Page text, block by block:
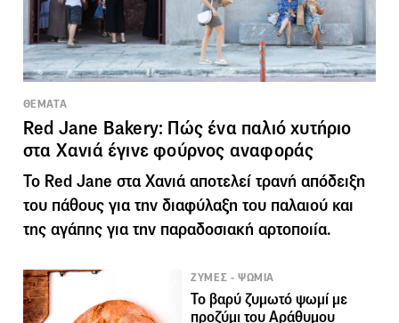
ΘΕΜΑΤΑ
Red Jane Bakery: Πώς ένα παλιό χυτήριο
στα Χανιά έγινε φούρνος αναφοράς
Το Red Jane στα Χανιά αποτελεί τρανή απόδειξη
του πάθους για την διαφύλαξη του παλαιού και
της αγάπης για την παραδοσιακή αρτοποιία.
ΖΥΜΕΣ - ΨΩΜΙΑ
Το βαρύ ζυμωτό ψωμί με
προζύμι του Αράθυμου